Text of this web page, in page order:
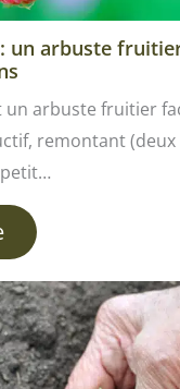
un arbuste
un arbuste fruitier
remontant (deux